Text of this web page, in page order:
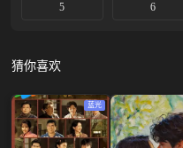
5 6
猜你喜欢
蓝光